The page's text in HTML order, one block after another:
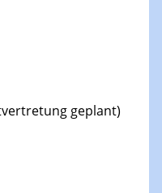
geplant)